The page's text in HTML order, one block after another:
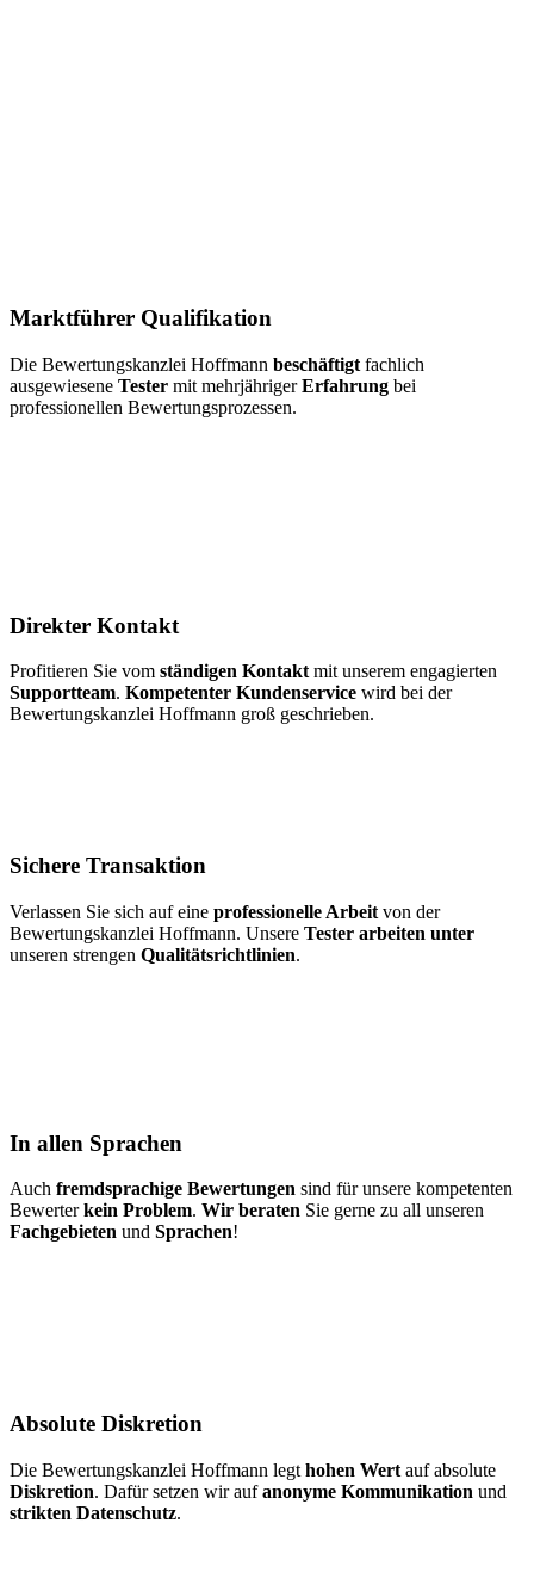
Marktführer Qualifikation
Die Bewertungskanzlei Hoffmann beschäftigt fachlich
ausgewiesene Tester mit mehrjährigerErfahrung bei
professionellen Bewertungsprozessen.
Direkter Kontakt
Profitieren Sie vom ständigen Kontaktmit unserem engagierten
Supportteam. Kompetenter Kundenservice wird bei der
Bewertungskanzlei Hoffmann groß geschrieben.
Sichere Transaktion
Verlassen Sie sich auf eine professionelle Arbeit von der
Bewertungskanzlei Hoffmann. Unsere Tester arbeiten unter
unseren strengen Qualitätsrichtlinien.
In allen Sprachen
Auch fremdsprachige Bewertungen sind für unsere kompetenten
Bewerterkein Problem. Wir beraten Sie gerne zu all unseren
Fachgebieten und Sprachen!
Absolute Diskretion
Die Bewertungskanzlei Hoffmann legt hohen Wert auf absolute
Diskretion. Dafür setzen wir aufanonyme Kommunikation und
strikten Datenschutz.